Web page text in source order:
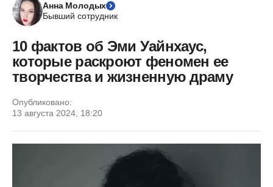
Анна Молодых
Бывший сотрудник
10 фактов об Эми Уайнхаус,
которые раскроют феномен ее
творчества и жизненную драму
Опубликовано:
13 августа 2024, 18:20